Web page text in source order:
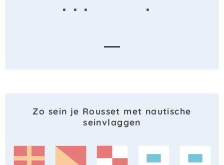
· · ·
·
—
Zo sein je Rousset met nautische
seinvlaggen